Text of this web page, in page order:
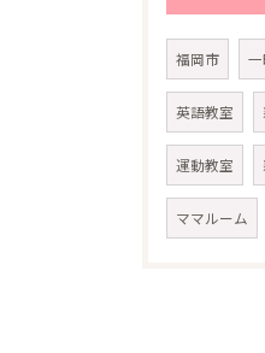
福岡市
英語教室
運動教室
ママルーム